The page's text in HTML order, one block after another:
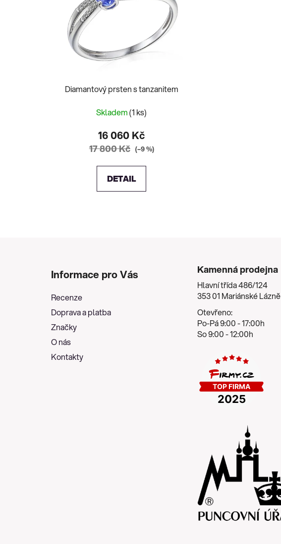
Diamantový prsten s tanzanitem
Skladem(1 ks)
16 060 Kč
17 800 Kč (–9 %)
DETAIL
Informace pro Vás
Recenze
Doprava a platba
Značky
O nás
Kontakty
Kamenná prodejna
Hlavní třída 486/124
353 01 Mariánské Lázně
Otevřeno:
Po-Pá 9:00 - 17:00h
So 9:00 - 12:00h